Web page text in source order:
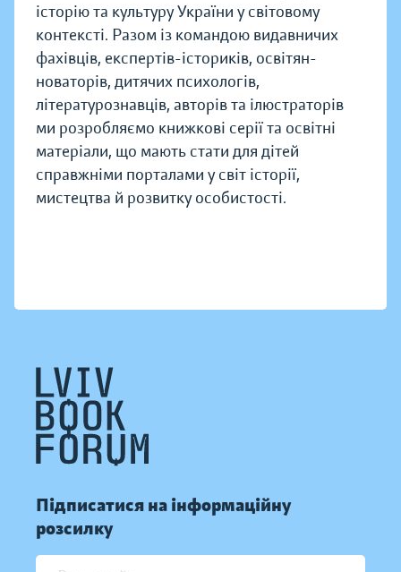
історію та культуру України у світовому
контексті. Разом із командою видавничих
фахівців, експертів-істориків, освітян-
новаторів, дитячих психологів,
літературознавців, авторів та ілюстраторів
ми розробляємо книжкові серії та освітні
матеріали, що мають стати для дітей
справжніми порталами у світ історії,
мистецтва й розвитку особистості.
Підписатися на інформаційну
розсилку